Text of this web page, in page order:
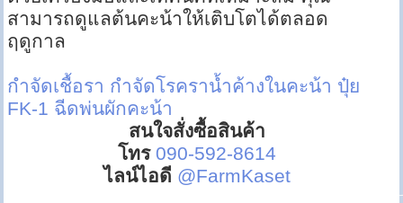
สามารถดูแลต้นคะน้าให้เติบโตได้ตลอด
ฤดูกาล
กำจัดเชื้อรา กำจัดโรคราน้ำค้างในคะน้า ปุ๋ย
FK-1 ฉีดพ่นผักคะน้า
สนใจสั่งซื้อสินค้า
โทร 090-592-8614
ไลน์ไอดี @FarmKaset